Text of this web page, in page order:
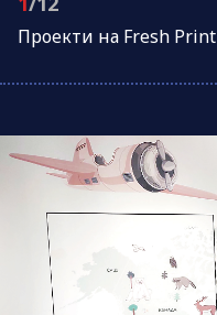
Проeкти на Fresh Print